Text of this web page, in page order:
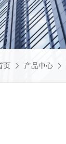
页 产品中心